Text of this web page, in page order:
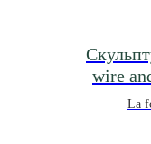
wire
La